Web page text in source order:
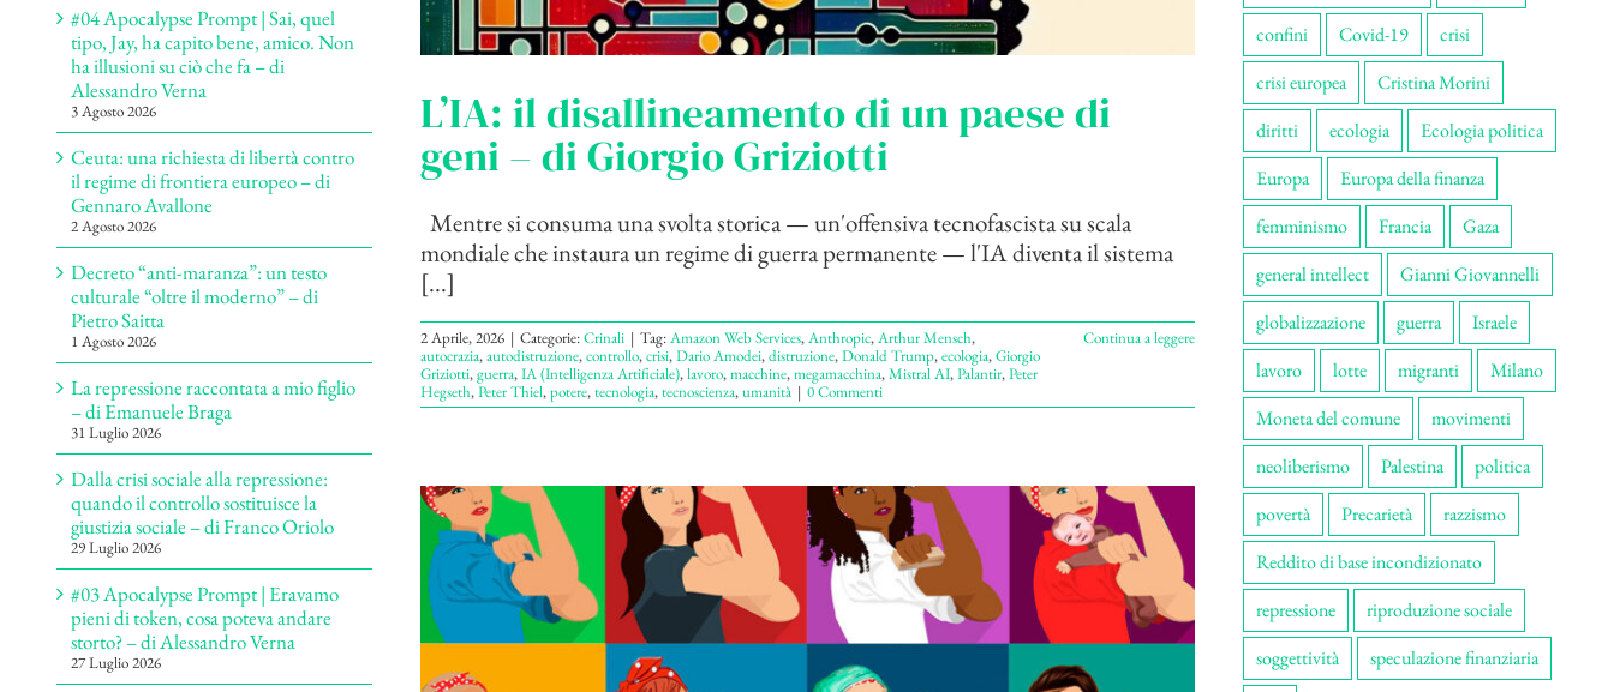
L’IA: il disallineamento di un paese di
geni – di Giorgio Griziotti
Mentre si consuma una svolta storica — un'offensiva tecnofascista su scala
mondiale che instaura un regime di guerra permanente — l'IA diventa il sistema
[...]
2 Aprile, 2026 | Categorie:Crinali | Tag:Amazon Web Services,Anthropic,Arthur Mensch,
autocrazia,autodistruzione,controllo,crisi,Dario Amodei,distruzione,Donald Trump,ecologia,Giorgio
Griziotti,guerra,IA (Intelligenza Artificiale),lavoro,macchine,megamacchina,Mistral AI,Palantir,Peter
Hegseth,Peter Thiel,potere,tecnologia,tecnoscienza,umanità | 0 Commenti
Continua a leggere
#04 Apocalypse Prompt | Sai, quel
tipo, Jay, ha capito bene, amico. Non
ha illusioni su ciò che fa – di
Alessandro Verna
3 Agosto 2026
Ceuta: una richiesta di libertà contro
il regime di frontiera europeo – di
Gennaro Avallone
2 Agosto 2026
Decreto “anti-maranza”: un testo
culturale “oltre il moderno” – di
Pietro Saitta
1 Agosto 2026
La repressione raccontata a mio figlio
– di Emanuele Braga
31 Luglio 2026
Dalla crisi sociale alla repressione:
quando il controllo sostituisce la
giustizia sociale – di Franco Oriolo
29 Luglio 2026
#03 Apocalypse Prompt | Eravamo
pieni di token, cosa poteva andare
storto? – di Alessandro Verna
27 Luglio 2026
confini
Covid-19
crisi
crisi europea
Cristina Morini
diritti
ecologia
Ecologia politica
Europa
Europa della finanza
femminismo
Francia
Gaza
general intellect
Gianni Giovannelli
globalizzazione
guerra
Israele
lavoro
lotte migranti
Milano
Moneta del comune
movimenti
neoliberismo
Palestina
politica
povertà
Precarietà
razzismo
Reddito di base incondizionato
repressione
riproduzione sociale
soggettività
speculazione finanziaria